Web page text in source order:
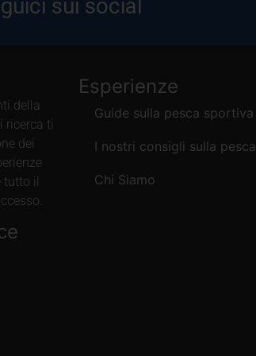
sui social
della
ricerca ti
dei
il
Esperienze
Guide sulla pesca sportiva
I nostri consigli sulla pesca
Chi Siamo